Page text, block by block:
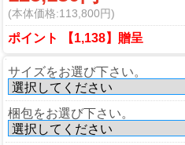
(本体価格:113,800円)
ポイント 【1,138】贈呈
サイズをお選び下さい。
梱包をお選び下さい。